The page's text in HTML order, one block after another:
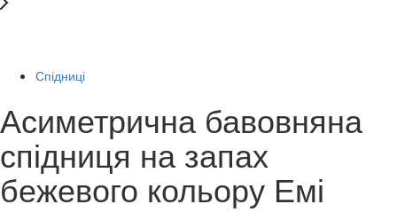
Спідниці
Асиметрична бавовняна
спідниця на запах
бежевого кольору Емі